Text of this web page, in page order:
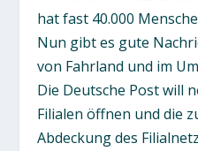
hat fast 40.000
Nun gibt es gute
von Fahrland und im
Die Deutsche Post will
Filialen öffnen und die
Abdeckung des